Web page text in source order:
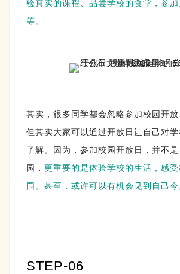
验真实的课程、品尝学校的食堂，参
等。
其实，很多同学都会忽略参加校园开放
但其实大家可以通过开放日让自己对
了解。因为，参加校园开放日，并不
园，更重要的是体验学校的生活，感
围。甚至，或许可以有机会见到自己
STEP-06